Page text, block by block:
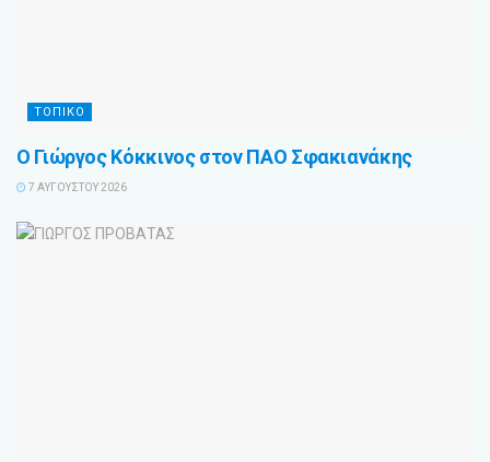
ΤΟΠΙΚΟ
Ο Γιώργος Κόκκινος στον ΠΑΟ Σφακιανάκης
7 ΑΥΓΟΎΣΤΟΥ 2026